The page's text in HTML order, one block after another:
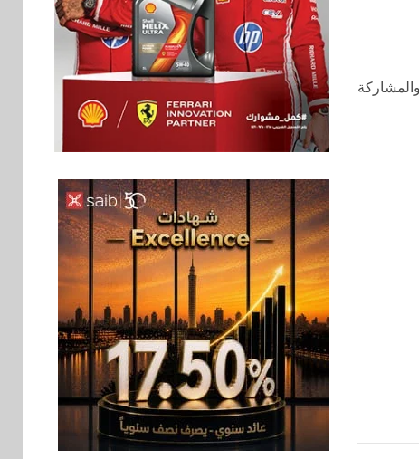
6 سوق وصلة
هواوي: هاتف nova 15
Max بطارية ضخمة
وتصميم متين جهازًا
مثاليًا للشباب
7
اقتصاد
إي اف چي فاينانس
تستعرض خطط نمو
«بلد» لتعزيز حضورها
في سوق تحويلات
المصريين بالخارج